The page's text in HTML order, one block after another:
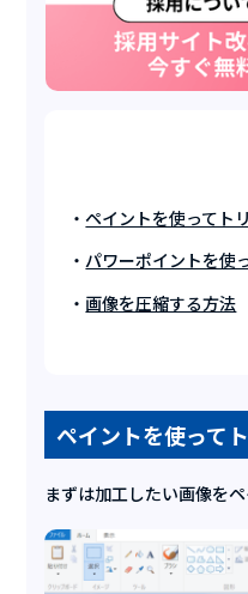
ペイントを使ってト
パワーポイントを使
画像を圧縮する方法
ペイントを使って
まずは加工したい画像を